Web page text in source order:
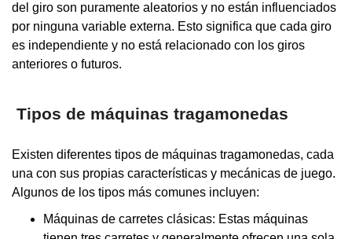
del giro son puramente aleatorios y no están influenciados
por ninguna variable externa. Esto significa que cada giro
es independiente y no está relacionado con los giros
anteriores o futuros.
Tipos de máquinas tragamonedas
Existen diferentes tipos de máquinas tragamonedas, cada
una con sus propias características y mecánicas de juego.
Algunos de los tipos más comunes incluyen:
Máquinas de carretes clásicas: Estas máquinas